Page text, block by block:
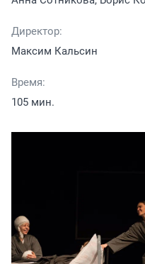
Директор:
Максим Кальсин
Время:
105 мин.